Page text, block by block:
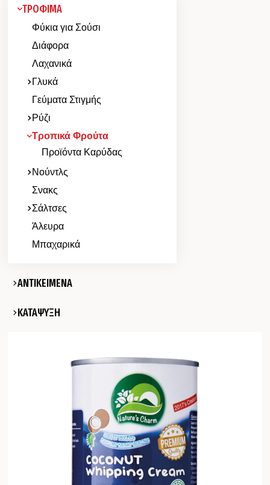
ΤΡΟΦΙΜΑ
Φύκια για Σούσι
Διάφορα
Λαχανικά
Γλυκά
Γεύματα Στιγμής
Ρύζι
Τροπικά Φρούτα
Προϊόντα Καρύδας
Νούντλς
Σνακς
Σάλτσες
Άλευρα
Μπαχαρικά
ΑΝΤΙΚΕΙΜΕΝΑ
ΚΑΤΑΨΥΞΗ